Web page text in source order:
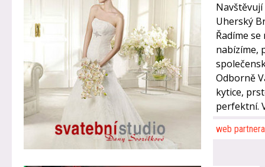
Uherský
Řadíme
nabízíme,
Odborně
kytice,
perfektní.
web partnera